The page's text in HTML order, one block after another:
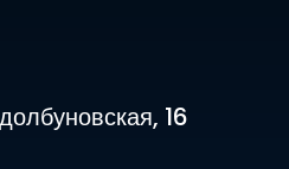
16